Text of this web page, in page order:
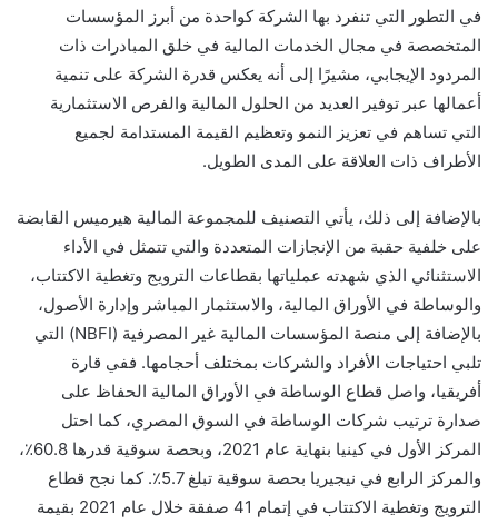
في التطور التي تنفرد بها الشركة كواحدة من أبرز المؤسسات
المتخصصة في مجال الخدمات المالية في خلق المبادرات ذات
المردود الإيجابي، مشيرًا إلى أنه يعكس قدرة الشركة على تنمية
أعمالها عبر توفير العديد من الحلول المالية والفرص الاستثمارية
التي تساهم في تعزيز النمو وتعظيم القيمة المستدامة لجميع
الأطراف ذات العلاقة على المدى الطويل.
بالإضافة إلى ذلك، يأتي التصنيف للمجموعة المالية هيرميس القابضة
على خلفية حقبة من الإنجازات المتعددة والتي تتمثل في الأداء
الاستثنائي الذي شهدته عملياتها بقطاعات الترويج وتغطية الاكتتاب،
والوساطة في الأوراق المالية، والاستثمار المباشر وإدارة الأصول،
بالإضافة إلى منصة المؤسسات المالية غير المصرفية (NBFI) التي
تلبي احتياجات الأفراد والشركات بمختلف أحجامها. ففي قارة
أفريقيا، واصل قطاع الوساطة في الأوراق المالية الحفاظ على
صدارة ترتيب شركات الوساطة في السوق المصري، كما احتل
المركز الأول في كينيا بنهاية عام 2021، وبحصة سوقية قدرها 60.8٪،
والمركز الرابع في نيجيريا بحصة سوقية تبلغ 5.7٪. كما نجح قطاع
الترويج وتغطية الاكتتاب في إتمام 41
صفقة خلال عام 2021 بقيمة